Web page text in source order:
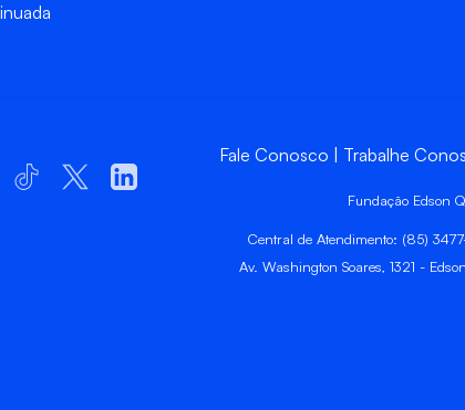
Fale Conosco Trabalhe
Fundação Edson
Central de Atendimento: (85)
Av. Washington Soares, 1321 -